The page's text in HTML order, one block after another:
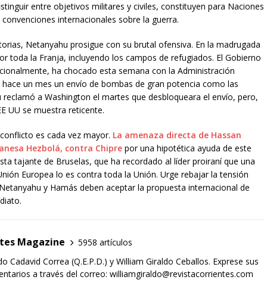
entre objetivos militares y civiles, constituyen para Naciones
internacionales sobre la guerra.
Netanyahu prosigue con su brutal ofensiva. En la madrugada
toda la Franja, incluyendo los campos de refugiados. El Gobierno
ha chocado esta semana con la Administración
un mes un envío de bombas de gran potencia como las
a Washington el martes que desbloqueara el envío, pero,
UU se muestra reticente.
es cada vez mayor. La amenaza directa de Hassan
Hezbolá, contra Chipre por una hipotética ayuda de este
tajante de Bruselas, que ha recordado al líder proiraní que una
Europea lo es contra toda la Unión. Urge rebajar la tensión
y Hamás deben aceptar la propuesta internacional de
Magazine
5958 artículos
Cadavid Correa (Q.E.P.D.) y William Giraldo Ceballos. Exprese sus
a través del correo: williamgiraldo@revistacorrientes.com